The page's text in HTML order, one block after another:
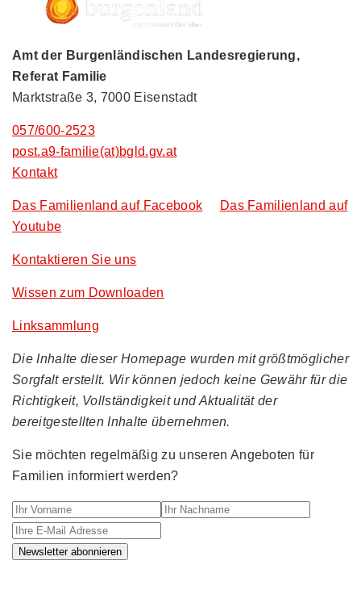
Amt der Burgenländischen Landesregierung,
Referat Familie
Marktstraße 3, 7000 Eisenstadt
057/600-2523
post.a9-familie(at)bgld.gv.at
Kontakt
Das Familienland auf Facebook
Das Familienland auf
Youtube
Kontaktieren Sie uns
Wissen zum Downloaden
Linksammlung
Die Inhalte dieser Homepage wurden mit größtmöglicher
Sorgfalt erstellt. Wir können jedoch keine Gewähr für die
Richtigkeit, Vollständigkeit und Aktualität der
bereitgestellten Inhalte übernehmen.
Sie möchten regelmäßig zu unseren Angeboten für
Familien informiert werden?
Ihr Vorname Ihr Nachname
Newsletter abonnieren